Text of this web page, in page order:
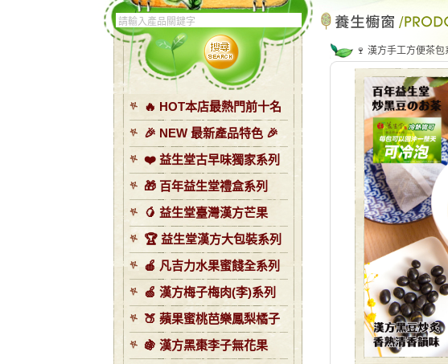
🔥 HOT本店最熱門前十名
🎉 NEW 最新產品特色 🎉
❤️ 益生堂古早味獨家系列
🎁 百年益生堂禮盒系列
🥭 益生堂臺灣漢方芒果
🏆 益生堂漢方大包裝系列
🍎 凡吉力水果蜜餞全系列
🍏 漢方梅子梅肉(李)系列
🍑 蘋果蜜桃芭樂鳳梨橘子
🍇 漢方黑棗李子無花果
🍷 漢方手工方便茶包